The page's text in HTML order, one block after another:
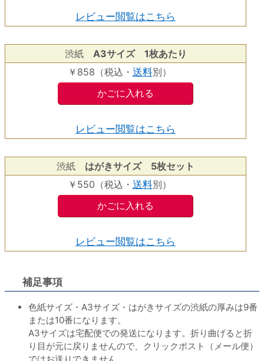
レビュー閲覧はこちら
渋紙 A3サイズ 1枚あたり
￥858（税込・ 送料別）
レビュー閲覧はこちら
渋紙 はがきサイズ 5枚セット
￥550（税込・ 送料別）
レビュー閲覧はこちら
補足事項
色紙サイズ・A3サイズ・はがきサイズの渋紙の厚みは9番
または10番になります。
A3サイズは宅配便での発送になります。折り曲げると折
り目が元に戻りませんので、クリックポスト（メール便）